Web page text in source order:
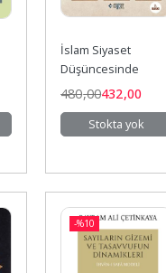
İslam Siyaset
Düşüncesinde
Devlet Liderlik ve
480,00432,00
Stokta yok
-%10